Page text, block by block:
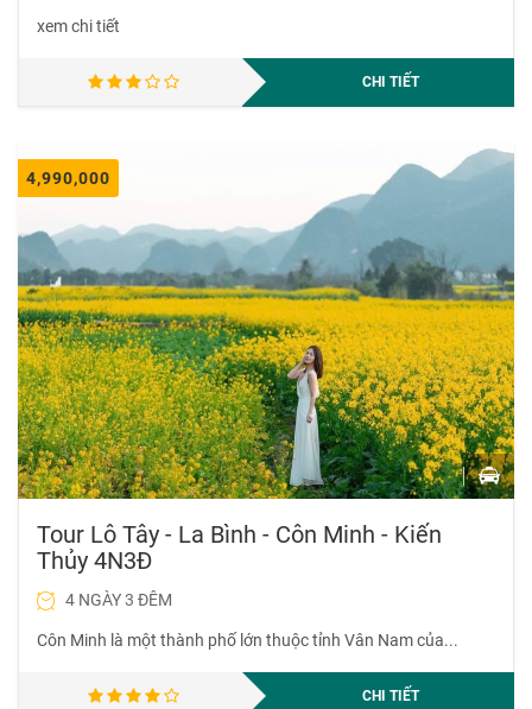
xem chi tiết
CHI TIẾT
4,990,000
Tour Lô Tây - La Bình - Côn Minh - Kiến
Thủy 4N3Đ
4 NGÀY 3 ĐÊM
Côn Minh là một thành phố lớn thuộc tỉnh Vân Nam của...
CHI TIẾT